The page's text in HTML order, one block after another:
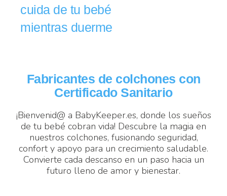
cuida de tu bebé
mientras duerme
Fabricantes de colchones con
Certificado Sanitario
¡Bienvenid@ a BabyKeeper.es, donde los sueños
de tu bebé cobran vida! Descubre la magia en
nuestros colchones, fusionando seguridad,
confort y apoyo para un crecimiento saludable.
Convierte cada descanso en un paso hacia un
futuro lleno de amor y bienestar.